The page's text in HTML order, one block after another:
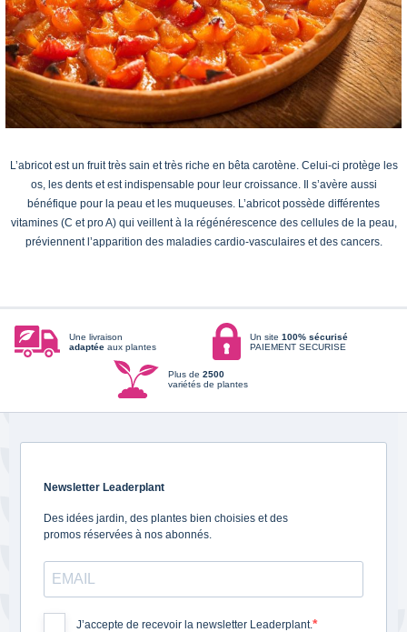
L’abricot est un fruit très sain et très riche en bêta carotène. Celui-ci protège les
os, les dents et est indispensable pour leur croissance. Il s’avère aussi
bénéfique pour la peau et les muqueuses. L’abricot possède différentes
vitamines (C et pro A) qui veillent à la régénérescence des cellules de la peau,
préviennent l’apparition des maladies cardio-vasculaires et des cancers.
Une livraison
adaptée aux plantes
Un site 100% sécurisé
PAIEMENT SECURISE
Plus de 2500
variétés de plantes
Newsletter Leaderplant
Des idées jardin, des plantes bien choisies et des
promos réservées à nos abonnés.
J’accepte de recevoir la newsletter Leaderplant.